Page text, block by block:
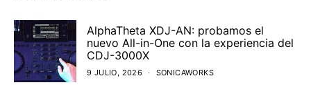
AlphaTheta XDJ-AN: probamos el
nuevo All-in-One con la experiencia del
CDJ-3000X
9 JULIO, 2026 SONICAWORKS